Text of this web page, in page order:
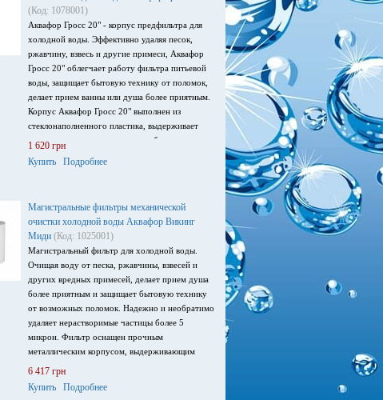
(Код: 1078001)
Аквафор Гросс 20" - корпус предфильтра для
холодной воды. Эффективно удаляя песок,
ржавчину, взвесь и другие примеси, Аквафор
Гросс 20" облегчает работу фильтра питьевой
воды, защищает бытовую технику от поломок,
делает прием ванны или душа более приятным.
Корпус Аквафор Гросс 20" выполнен из
стеклонаполненного пластика, выдерживает
высокое давление и оснащен удобным
поворачивающимся кронштейном. Может быть
укомплектован сменными модулями стандарта
1 620 грн
Купить
Подробнее
Магистральные фильтры механической
очистки холодной воды Аквафор Викинг
Миди (Код: 1025001)
Магистральный фильтр для холодной воды.
Очищая воду от песка, ржавчины, взвесей и
других вредных примесей, делает прием душа
более приятным и защищает бытовую технику
от возможных поломок. Надежно и необратимо
удаляет нерастворимые частицы более 5
микрон. Фильтр оснащен прочным
металлическим корпусом, выдерживающим
высокое давление и механические нагрузки.
Укомплектован сменным модулем В515-ПХ5 с
максимальным ресурсом - 50 000 л. Благодаря
6 417 грн
Купить
Подробнее